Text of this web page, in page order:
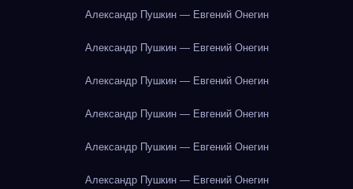
Александр Пушкин — Евгений Онегин
Александр Пушкин — Евгений Онегин
Александр Пушкин — Евгений Онегин
Александр Пушкин — Евгений Онегин
Александр Пушкин — Евгений Онегин
Александр Пушкин — Евгений Онегин